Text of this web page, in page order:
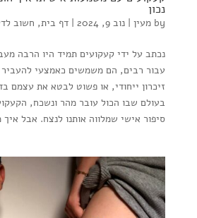
נכון
by מעין| נוב 9, 2024 | דף בית, חשוב
נכתב על ידי קעקועים תמיד היו הרבה
עבור רבים, הם משמשים כאמצעי
זיכרון ייחודי, או פשוט לבטא את עצמם
בעולם שבו הכול עובר מהר ונשכח,
סיפור אישי שמלווה אותנו לנצח. אבל